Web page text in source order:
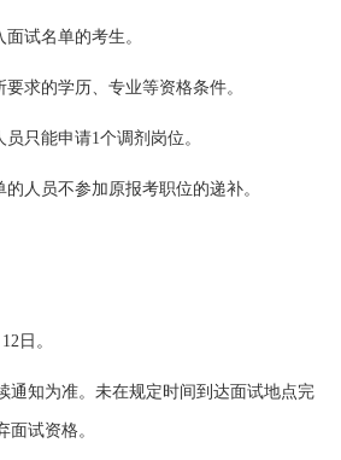
试名单的考生。
的学历、专业等资格条件。
只能申请1个调剂岗位。
员不参加原报考职位的递补。
日。
知为准。未在规定时间到达面试地点完
面试资格。